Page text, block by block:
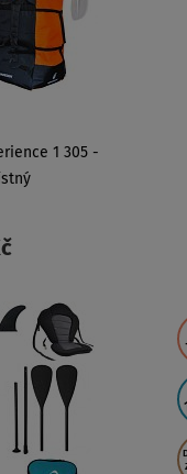
1 305 -